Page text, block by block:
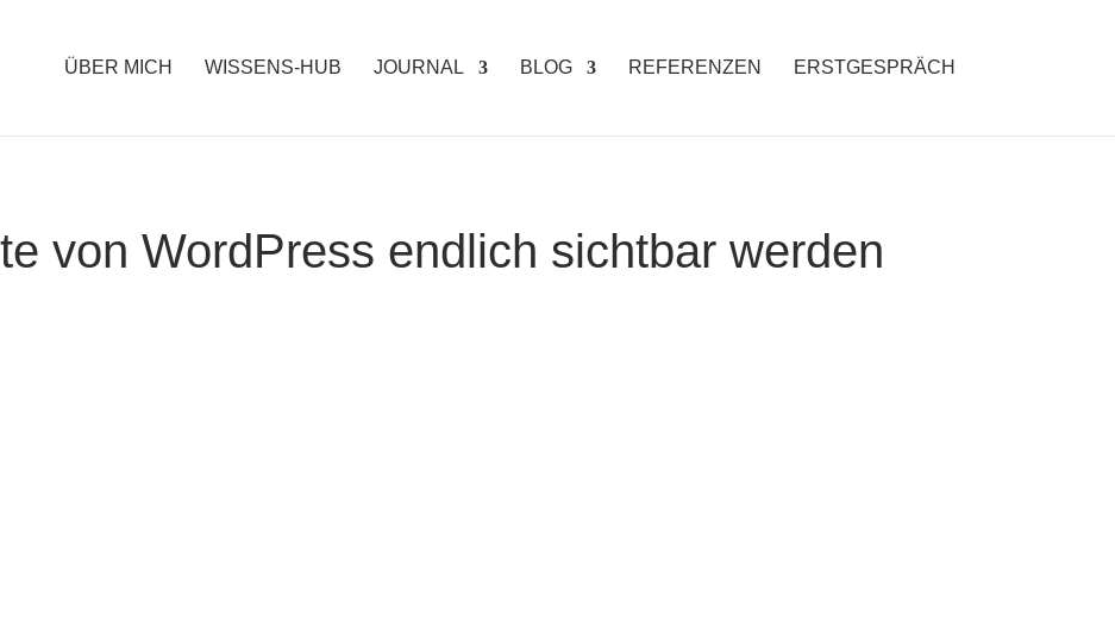
ÜBER MICH WISSENS-HUB JOURNAL BLOG REFERENZEN ERSTGESPRÄCH
von WordPress endlich sichtbar werden